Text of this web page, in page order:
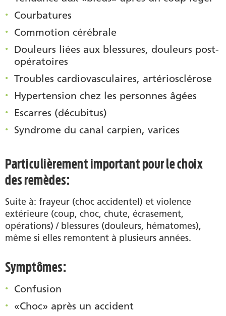
Courbatures
Commotion cérébrale
Douleurs liées aux blessures, douleurs post-
opératoires
Troubles cardiovasculaires, artériosclérose
Hypertension chez les personnes âgées
Escarres (décubitus)
Syndrome du canal carpien, varices
Particulièrement important pour le choix
des remèdes:
Suite à: frayeur (choc accidentel) et violence
extérieure (coup, choc, chute, écrasement,
opérations) / blessures (douleurs, hématomes),
même si elles remontent à plusieurs années.
Symptômes:
Confusion
«Choc» après un accident